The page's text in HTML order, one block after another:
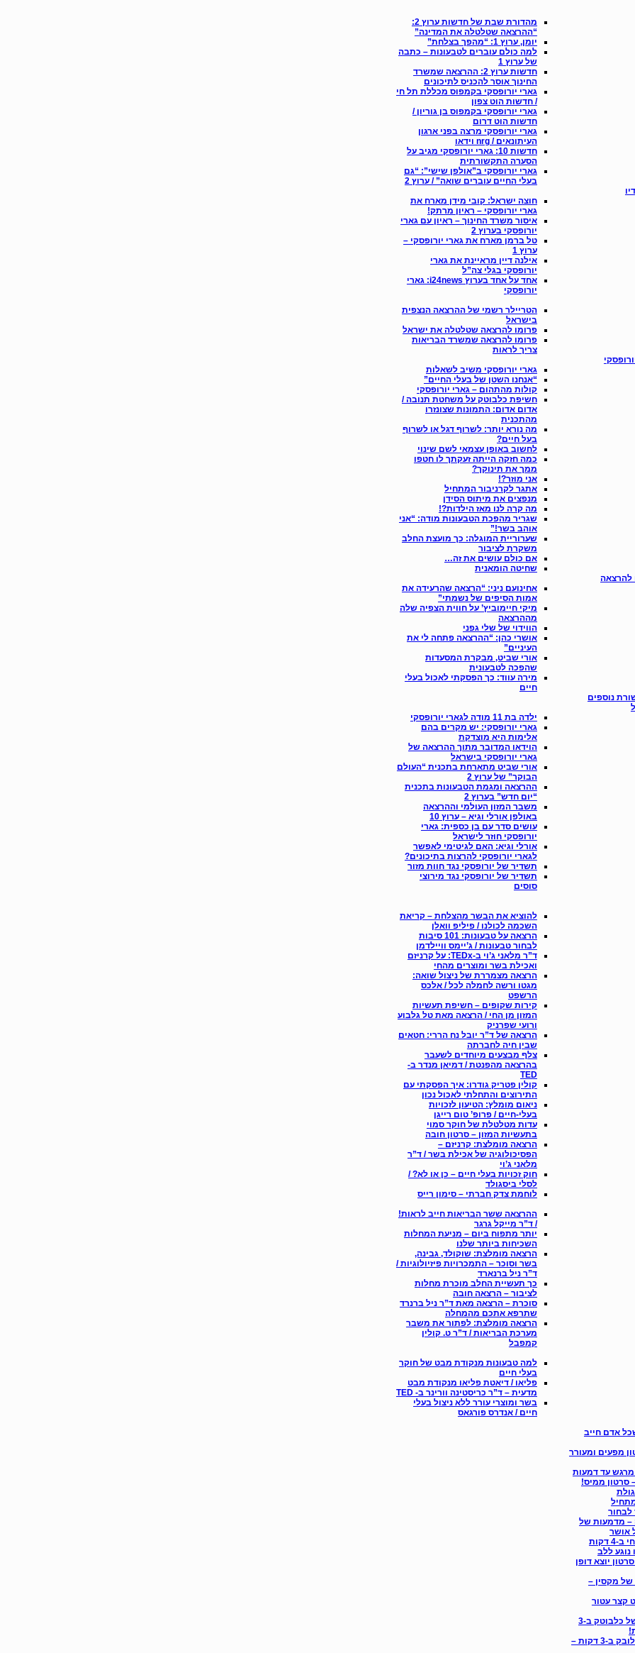
מהדורת שבת של חדשות ערוץ 2:
“ההרצאה שטלטלה את המדינה”
יומן, ערוץ 1: “מהפך בצלחת”
‫‫למה כולם עוברים לטבעונות – כתבה
של ערוץ 1‬
חדשות ערוץ 2: ההרצאה שמשרד
החינוך אוסר להכניס לתיכונים
גארי יורופסקי בקמפוס מכללת תל חי
/ חדשות הוט צפון
גארי יורופסקי בקמפוס בן גוריון /
חדשות הוט דרום
גארי יורופסקי מרצה בפני ארגון
העיתונאים / nrg וידאו
חדשות 10: גארי יורופסקי מגיב על
הסערה התקשורתית
גארי יורופסקי ב”אולפן שישי”: “גם
בעלי החיים עוברים שואה” / ערוץ 2
חוצה ישראל: קובי מידן מארח את
גארי יורופסקי – ראיון מרתק!
איסור משרד החינוך – ראיון עם גארי
יורופסקי בערוץ 2
טל ברמן מארח את גארי יורופסקי –
ערוץ 1
אילנה דיין מראיינת את גארי
יורופסקי בגלי צה”ל
אחד על אחד בערוץ i24news: גארי
יורופסקי
הטריילר רשמי של ההרצאה הנצפית
בישראל
פרומו להרצאה שטלטלה את ישראל
פרומו להרצאה שמשרד הבריאות
צריך לראות
גארי יורופסקי משיב לשאלות
“אנחנו השטן של בעלי החיים”
קולות מהתהום – גארי יורופסקי
חשיפת כלבוטק על משחטת תנובה /
אדום אדום: התמונות שצונזרו
מהתכנית
מה נורא יותר: לשרוף דגל או לשרוף
בעל חיים?
‫לחשוב באופן עצמאי לשם שינוי
כמה חזקה הייתה זעקתך לו חטפו
ממך את תינוקך?
אני מוזר?!
אתגר לקרניבור המתחיל
מנפצים את מיתוס הסידן
מה קרה לנו מאז הילדות?!
שגריר מהפכת הטבעונות מודה: “אני
אוהב בשר!”
שערוריית המוגלה: כך מועצת החלב
משקרת לציבור
אם כולם עושים את זה…
שחיטה הומאנית
להרצאה
אחינועם ניני: “הרצאה שהרעידה את
אמות הסיפים של נשמתי”
מיקי חיימוביץ’ על חווית הצפיה שלה
מההרצאה
הווידוי של שלי גפני
אושרי כהן: “ההרצאה פתחה לי את
העיניים”
אורי שביט, מבקרת המסעדות
שהפכה לטבעונית
מירה עווד: כך הפסקתי לאכול בעלי
חיים
נוספים
ילדה בת 11 מודה לגארי יורופסקי
גארי יורופסקי: יש מקרים בהם
אלימות היא מוצדקת
הוידאו המדובר מתוך ההרצאה של
גארי יורופסקי בישראל
אורי שביט מתארחת בתכנית “העולם
הבוקר” של ערוץ 2
ההרצאה ומגמת הטבעונות בתכנית
“יום חדש” בערוץ 2
משבר המזון העולמי וההרצאה
באולפן אורלי וגיא – ערוץ 10
עושים סדר עם בן כספית: גארי
יורופסקי חוזר לישראל
אורלי וגיא: האם לגיטימי לאפשר
לגארי יורופסקי להרצות בתיכונים?
תשדיר של יורופסקי נגד חוות מזור
תשדיר של יורופסקי נגד מירוצי
סוסים
להוציא את הבשר מהצלחת – קריאת
השכמה לכולנו / פיליפ וואלן
הרצאה על טבעונות: 101 סיבות
לבחור טבעונות / ג’יימס וויילדמן
ד”ר מלאני ג’וי ב-TEDx: על קרניזם
ואכילת בשר ומוצרים מהחי
הרצאה מצמררת של ניצול שואה:
מגטו ורשה לחמלה לכל / אלכס
הרשפט
קירות שקופים – חשיפת תעשיות
המזון מן החי / הרצאה מאת טל גלבוע
ורועי שפרניק
הרצאה של ד”ר יובל נח הררי: חטאים
שבין חיה לחברתה
צלף מבצעים מיוחדים לשעבר
בהרצאה מהפנטת / דמיאן מנדר ב-
TED
קולין פטריק גודרו: איך הפסקתי עם
התירוצים והתחלתי לאכול נכון
ניאום מומלץ: הטיעון לזכויות
בעלי-חיים / פרופ’ טום רייגן
עדות מטלטלת של חוקר סמוי
בתעשיות המזון – סרטון חובה
הרצאה מומלצת: קרניזם –
הפסיכולוגיה של אכילת בשר / ד”ר
מלאני ג’וי
חוק זכויות בעלי חיים – כן או לא? /
לסלי ביסגולד
לוחמת צדק חברתי – סימון רייס
ההרצאה ששר הבריאות חייב לראות!
/ ד”ר מייקל גרגר
יותר מתפוח ביום – מניעת המחלות
השכיחות ביותר שלנו
הרצאה מומלצת: שוקולד, גבינה,
בשר וסוכר – התמכרויות פיזיולוגיות /
ד”ר ניל ברנארד
כך תעשיית החלב מוכרת מחלות
לציבור – הרצאה חובה
סוכרת – הרצאה מאת ד”ר ניל ברנרד
שתרפא אתכם מהמחלה
הרצאה מומלצת: לפתור את משבר
מערכת הבריאות / ד”ר ט. קולין
קמפבל
למה טבעונות מנקודת מבט של חוקר
בעלי חיים
פליאו / דיאטת פליאו מנקודת מבט
מדעית – ד”ר כריסטינה וורינר ב- TED
בשר ומוצרי עורר ללא ניצול בעלי
חיים / אנדרס פורגאס
אדם חייב
מפעים ומעורר
עד דמעות
סרטון ממיס!
לבחור
מדמעות של
אושר
דקות
נוגע ללב
יוצא דופן
מקסין –
קצר עטור
תחקיר האפרוחים של כלבוטק ב-3
כלבוטק: תחקיר זוגלובק ב-3 דקות –